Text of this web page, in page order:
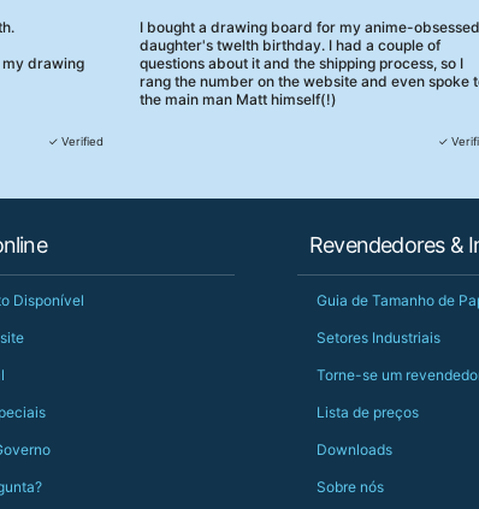
my drawing
✓ Verified
I bought a drawing board for my anime-obsessed
daughter's twelth birthday. I had a couple of
questions about it and the shipping process, so I
rang the number on the website and even spoke
the main man Matt himself(!)
They were really, really helpful, maybe the best
changing later Matt called me back and literally
Just totally fantastic service and quality from a
should be very proud of this lot. Proper grafters.
✓
Disponível
Revendedores &
Guia de Tamanho de
Setores Industriais
Torne-se um
Lista de preços
Downloads
Sobre nós